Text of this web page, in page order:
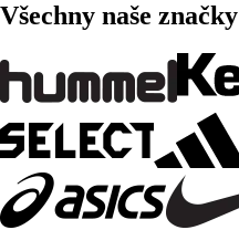
Všechny naše značky